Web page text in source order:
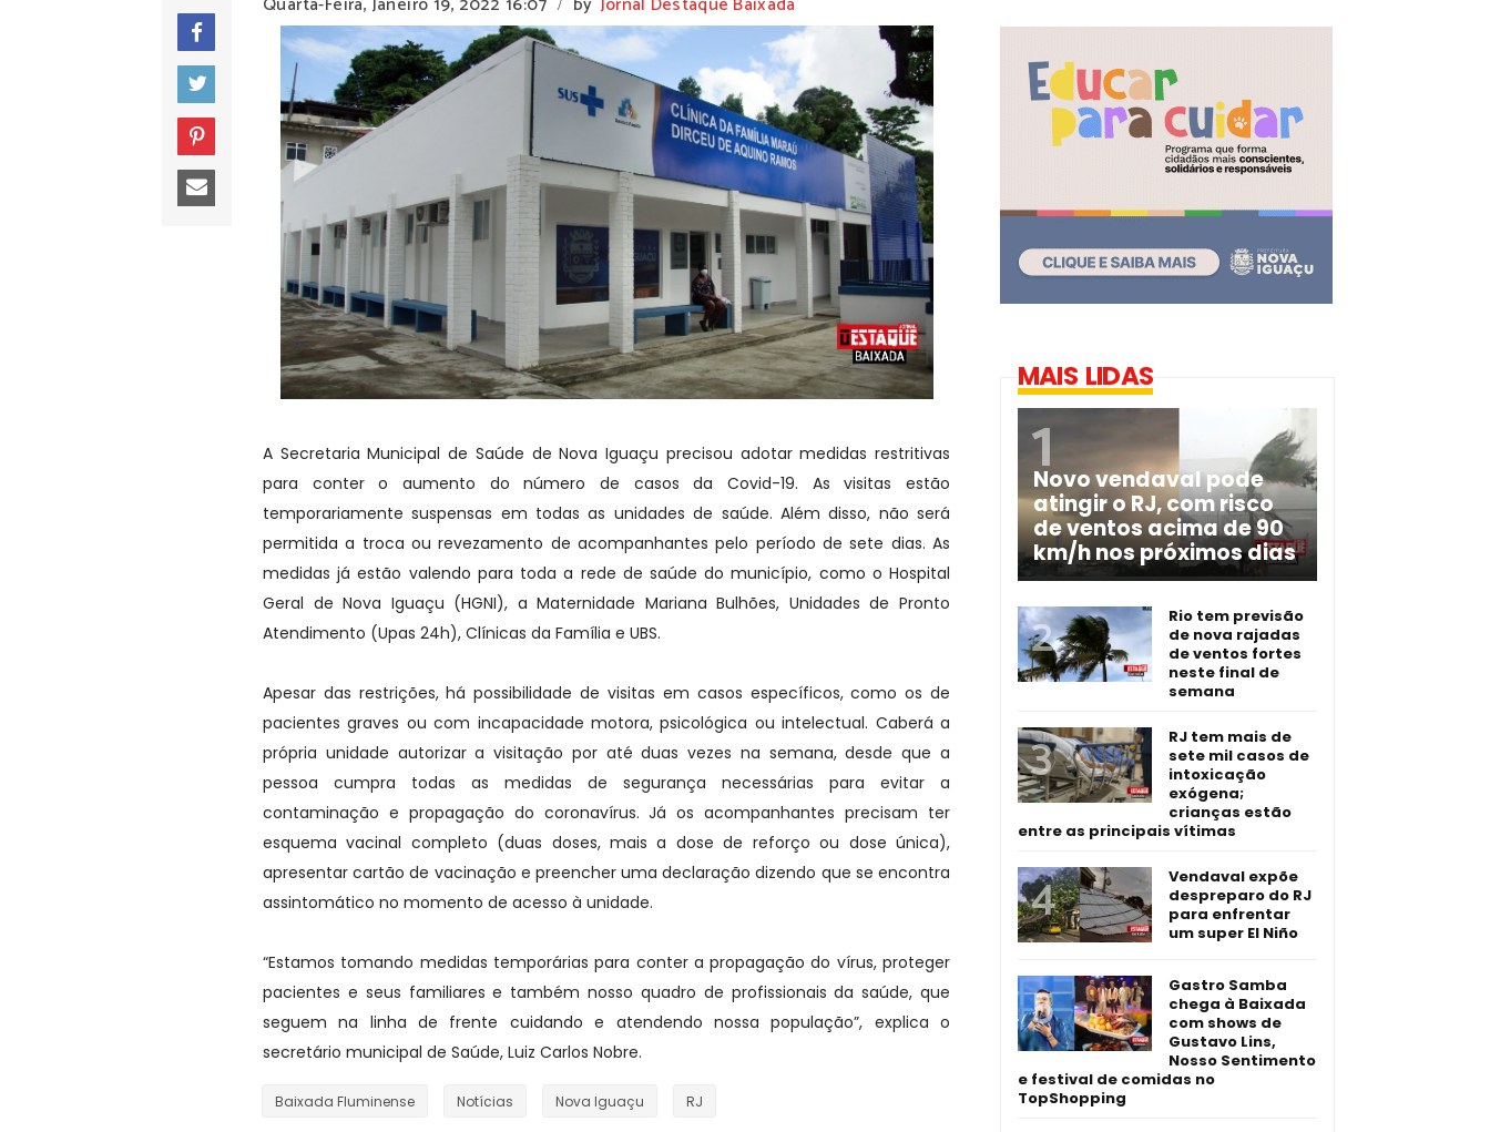
/
A Secretaria Municipal de Saúde de Nova Iguaçu precisou adotar medidas restritivas
para conter o aumento do número de casos da Covid-19. As visitas estão
temporariamente suspensas em todas as unidades de saúde. Além disso, não será
permitida a troca ou revezamento de acompanhantes pelo período de sete dias. As
medidas já estão valendo para toda a rede de saúde do município, como o Hospital
Geral de Nova Iguaçu (HGNI), a Maternidade Mariana Bulhões, Unidades de Pronto
Atendimento (Upas 24h), Clínicas da Família e UBS.
Apesar das restrições, há possibilidade de visitas em casos específicos, como os de
pacientes graves ou com incapacidade motora, psicológica ou intelectual. Caberá a
própria unidade autorizar a visitação por até duas vezes na semana, desde que a
pessoa cumpra todas as medidas de segurança necessárias para evitar a
contaminação e propagação do coronavírus. Já os acompanhantes precisam ter
esquema vacinal completo (duas doses, mais a dose de reforço ou dose única),
apresentar cartão de vacinação e preencher uma declaração dizendo que se encontra
assintomático no momento de acesso à unidade.
“Estamos tomando medidas temporárias para conter a propagação do vírus, proteger
pacientes e seus familiares e também nosso quadro de profissionais da saúde, que
seguem na linha de frente cuidando e atendendo nossa população”, explica o
secretário municipal de Saúde, Luiz Carlos Nobre.
Baixada Fluminense Notícias Nova Iguaçu RJ
MAIS LIDAS
Novo vendaval pode
atingir o RJ, com risco
de ventos acima de 90
km/h nos próximos dias
Rio tem previsão
de nova rajadas
de ventos fortes
neste final de
semana
RJ tem mais de
sete mil casos de
intoxicação
exógena;
crianças estão
entre as principais vítimas
Vendaval expõe
despreparo do RJ
para enfrentar
um super El Niño
Gastro Samba
chega à Baixada
com shows de
Gustavo Lins,
Nosso Sentimento
e festival de comidas no
TopShopping